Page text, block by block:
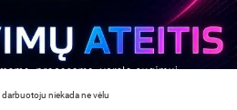
niekada ne vėlu